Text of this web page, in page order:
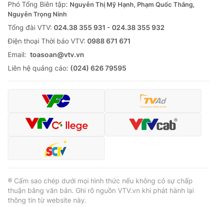
Phó Tổng Biên tập: Nguyễn Thị Mỹ Hạnh, Phạm Quốc Thắng,
Nguyễn Trọng Ninh
Tổng đài VTV: 024.38 355 931 - 024.38 355 932
Ðiện thoại Thời báo VTV: 0988 671 671
Email: toasoan@vtv.vn
Liên hệ quảng cáo: (024) 626 79595
® Cấm sao chép dưới mọi hình thức nếu không có sự chấp
thuận bằng văn bản. Ghi rõ nguồn VTV.vn khi phát hành lại
thông tin từ website này.